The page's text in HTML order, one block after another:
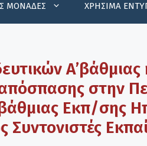
ΜΟΝΑΔΕΣ ΧΡΗΣΙΜΑ
Α’βάθμιας
στην
Εκπ/σης
Συντονιστές